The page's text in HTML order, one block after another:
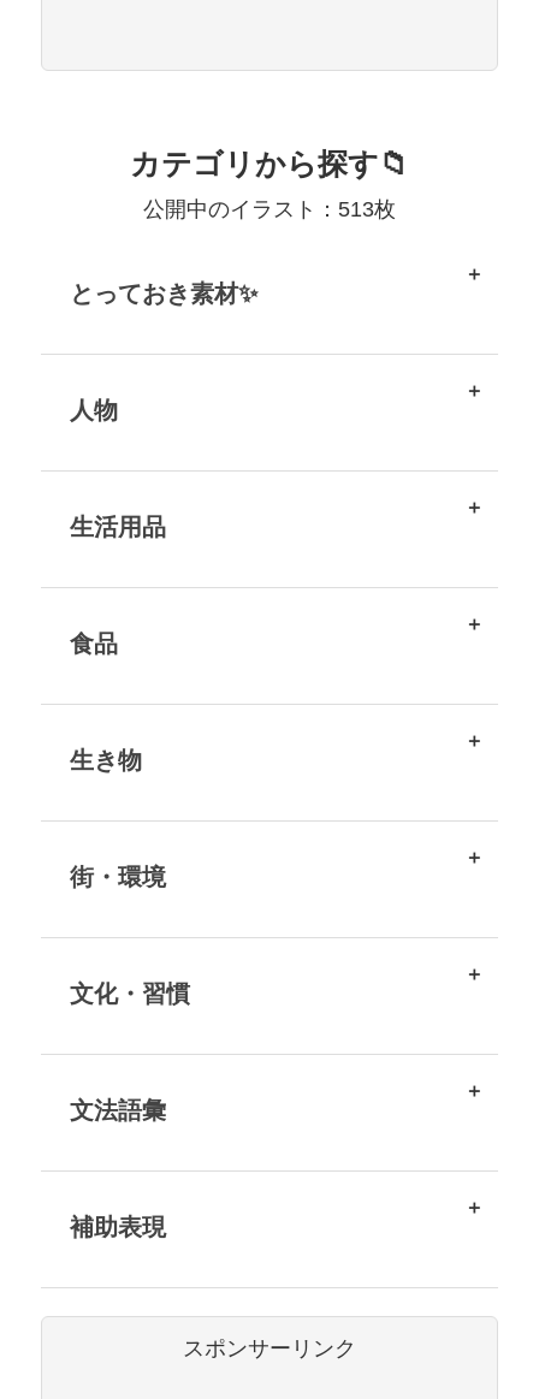
カテゴリから探す📁
公開中のイラスト：513枚
とっておき素材✨
人物
生活用品
食品
生き物
街・環境
文化・習慣
文法語彙
補助表現
スポンサーリンク